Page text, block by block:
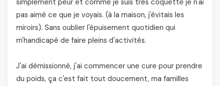
simplement peur et comme je suis trés coquette je n'ai
pas aimé ce que je voyais. (à la maison, j'évitais les
miroirs). Sans oublier l'épuisement quotidien qui
m'handicapé de faire pleins d'activités.
J'ai démissionné, j'ai commencer une cure pour prendre
du poids, ça c'est fait tout doucement, ma familles